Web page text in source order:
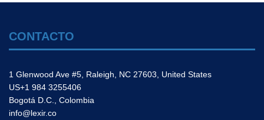
CONTACTO
1 Glenwood Ave #5, Raleigh, NC 27603, United States
US+1 984 3255406
Bogotá D.C., Colombia
info@lexir.co